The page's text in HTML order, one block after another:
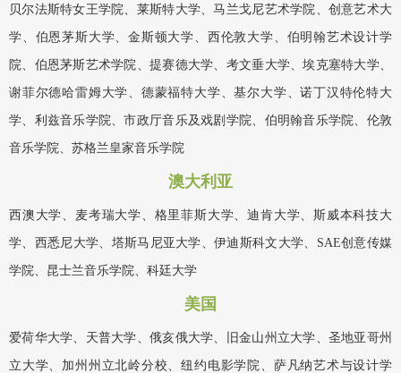
贝尔法斯特女王学院、莱斯特大学、马兰戈尼艺术学院、创意艺术大
学、伯恩茅斯大学、金斯顿大学、西伦敦大学、伯明翰艺术设计学
院、伯恩茅斯艺术学院、提赛德大学、考文垂大学、埃克塞特大学、
谢菲尔德哈雷姆大学、德蒙福特大学、基尔大学、诺丁汉特伦特大
学、利兹音乐学院、市政厅音乐及戏剧学院、伯明翰音乐学院、伦敦
音乐学院、苏格兰皇家音乐学院
澳大利亚
西澳大学、麦考瑞大学、格里菲斯大学、迪肯大学、斯威本科技大
学、西悉尼大学、塔斯马尼亚大学、伊迪斯科文大学、SAE创意传媒
学院、昆士兰音乐学院、科廷大学
美国
爱荷华大学、天普大学、俄亥俄大学、旧金山州立大学、圣地亚哥州
立大学、加州州立北岭分校、纽约电影学院、萨凡纳艺术与设计学